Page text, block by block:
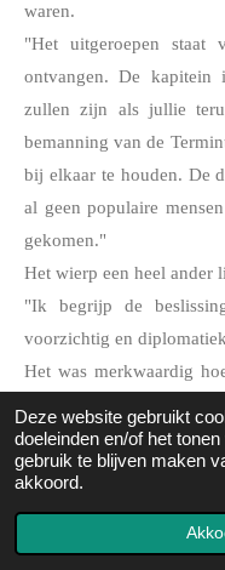
Deze website gebruikt
doeleinden en/of het
gebruik te blijven maken
akkoord.
waren.
"Het uitgeroepen staat
ontvangen. De kapitein
zullen zijn als jullie
bemanning van de
bij elkaar te houden. De
al geen populaire
gekomen."
Het wierp een heel ander
"Ik begrijp de
voorzichtig en
Het was merkwaardig
de militairen en de
iedereen op elkaar was
verschillen te
terwijl de kapiteins van